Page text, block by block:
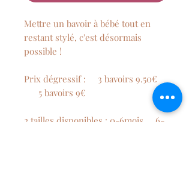
Mettre un bavoir à bébé tout en
restant stylé, c'est désormais
possible !
Prix dégressif : 3 bavoirs 9.50€
5 bavoirs 9€
2 tailles disponibles : 0-6mois 6-